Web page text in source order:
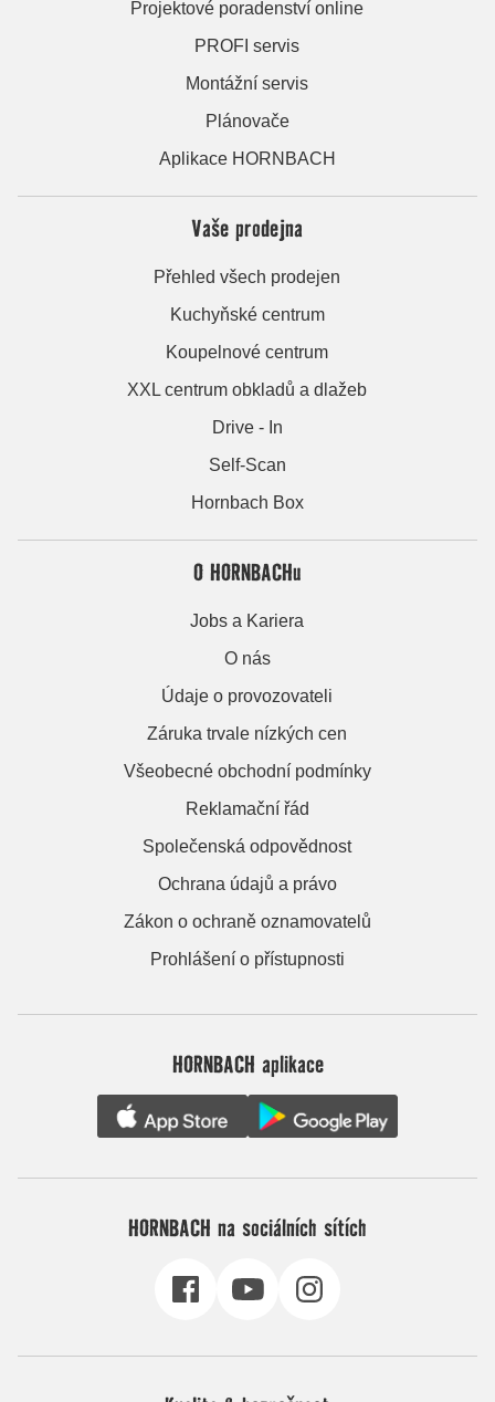
Projektové poradenství online
PROFI servis
Montážní servis
Plánovače
Aplikace HORNBACH
Vaše prodejna
Přehled všech prodejen
Kuchyňské centrum
Koupelnové centrum
XXL centrum obkladů a dlažeb
Drive - In
Self-Scan
Hornbach Box
O HORNBACHu
Jobs a Kariera
O nás
Údaje o provozovateli
Záruka trvale nízkých cen
Všeobecné obchodní podmínky
Reklamační řád
Společenská odpovědnost
Ochrana údajů a právo
Zákon o ochraně oznamovatelů
Prohlášení o přístupnosti
HORNBACH aplikace
HORNBACH na sociálních sítích